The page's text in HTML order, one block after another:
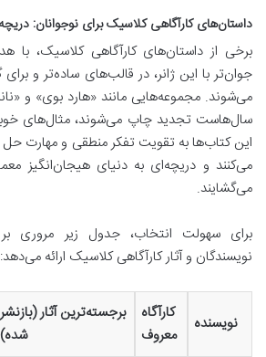
داستان‌های کارآگاهی کلاسیک برای نوجوانان:
برخی از داستان‌های کارآگاهی کلاسیک، با
جوان‌تر با این ژانر، در قالب‌های ساده‌تر و
می‌شوند. مجموعه‌هایی مانند «هارد بوی» و
سال‌هاست تجدید چاپ می‌شوند، مثال‌های
این کتاب‌ها به تقویت تفکر منطقی و مهارت
می‌کنند و دریچه‌ای به دنیای هیجان‌انگیز
می‌گشایند.
برای سهولت انتخاب، جدول زیر مروری
نویسندگان و آثار کارآگاهی کلاسیک ارائه می‌دهد:
نویسنده
کارآگاه
معروف
برجسته‌ترین آثار (بازنشر
شده)